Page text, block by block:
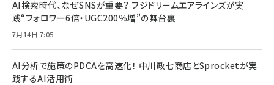
AI検索時代、なぜSNSが重要？ フジドリームエアラインズが実
践“フォロワー6倍・UGC200％増”の舞台裏
7月14日 7:05
AI分析で施策のPDCAを高速化！ 中川政七商店とSprocketが実
践するAI活用術